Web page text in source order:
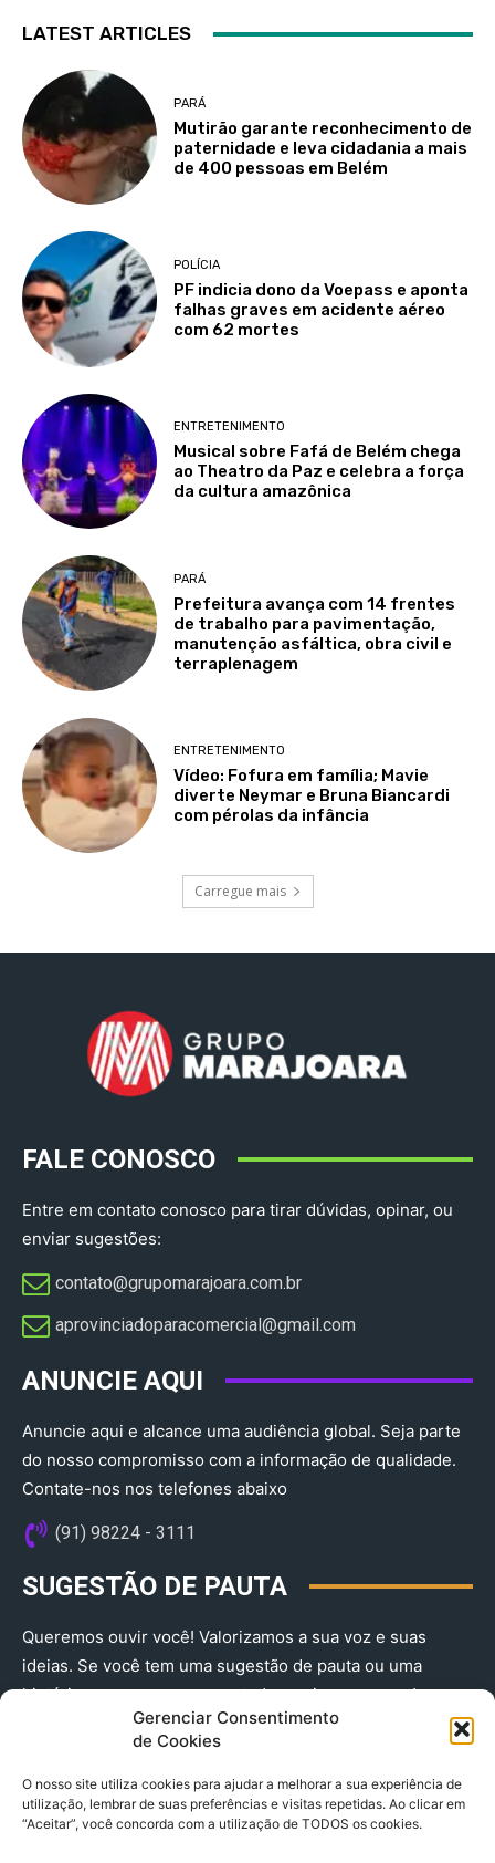
Gerenciar Consentimento
de Cookies
O nosso site utiliza cookies para ajudar a melhorar a sua experiência de
utilização, lembrar de suas preferências e visitas repetidas. Ao clicar em
“Aceitar”, você concorda com a utilização de TODOS os cookies.
LATEST ARTICLES
PARÁ
Mutirão garante reconhecimento de
paternidade e leva cidadania a mais
de 400 pessoas em Belém
POLÍCIA
PF indicia dono da Voepass e aponta
falhas graves em acidente aéreo
com 62 mortes
ENTRETENIMENTO
Musical sobre Fafá de Belém chega
ao Theatro da Paz e celebra a força
da cultura amazônica
PARÁ
Prefeitura avança com 14 frentes
de trabalho para pavimentação,
manutenção asfáltica, obra civil e
terraplenagem
ENTRETENIMENTO
Vídeo: Fofura em família; Mavie
diverte Neymar e Bruna Biancardi
com pérolas da infância
Carregue mais
FALE CONOSCO
Entre em contato conosco para tirar dúvidas, opinar, ou
enviar sugestões:
contato@grupomarajoara.com.br
aprovinciadoparacomercial@gmail.com​
ANUNCIE AQUI
Anuncie aqui e alcance uma audiência global. Seja parte
do nosso compromisso com a informação de qualidade.
Contate-nos nos telefones abaixo
(91) 98224 - 3111
SUGESTÃO DE PAUTA
Queremos ouvir você! Valorizamos a sua voz e suas
ideias. Se você tem uma sugestão de pauta ou uma
história que merece ser contada, envie-nos agora!
(91) 98224 - 3111